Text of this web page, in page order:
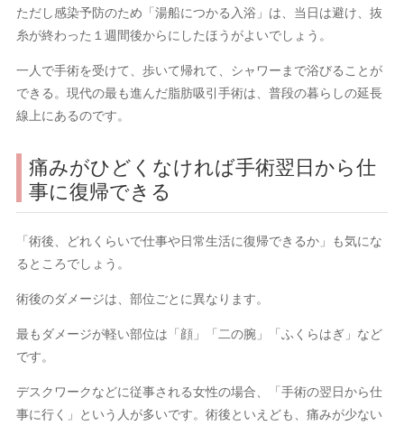
ただし感染予防のため「湯船につかる入浴」は、当日は避け、抜
糸が終わった１週間後からにしたほうがよいでしょう。
一人で手術を受けて、歩いて帰れて、シャワーまで浴びることが
できる。現代の最も進んだ脂肪吸引手術は、普段の暮らしの延長
線上にあるのです。
痛みがひどくなければ手術翌日から仕
事に復帰できる
「術後、どれくらいで仕事や日常生活に復帰できるか」も気にな
るところでしょう。
術後のダメージは、部位ごとに異なります。
最もダメージが軽い部位は「顔」「二の腕」「ふくらはぎ」など
です。
デスクワークなどに従事される女性の場合、「手術の翌日から仕
事に行く」という人が多いです。術後といえども、痛みが少ない